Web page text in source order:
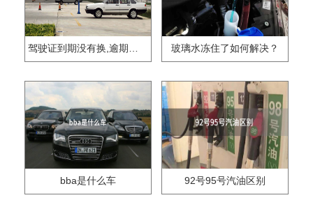
驾驶证到期没有换,逾期怎么办?? 玻璃水冻住了如何解决？
bba是什么车 92号95号汽油区别